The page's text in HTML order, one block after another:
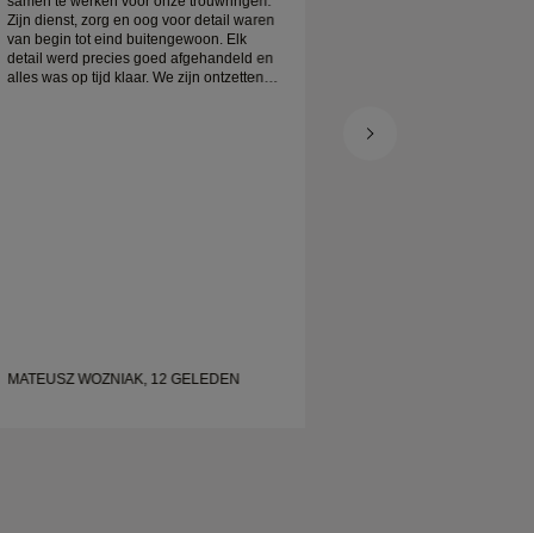
Zijn dienst, zorg en oog voor detail waren
van begin tot eind buitengewoon. Elk
detail werd precies goed afgehandeld en
alles was op tijd klaar. We zijn ontzettend
MATEUSZ WOZNIAK, 12 GELEDEN